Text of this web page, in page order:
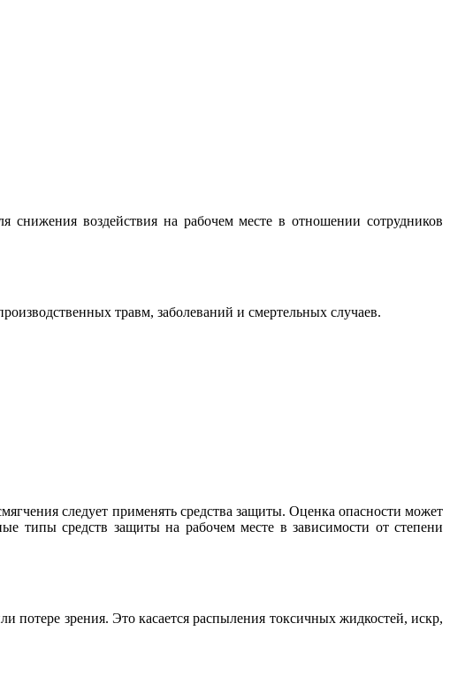
воздействия на рабочем месте в отношении сотрудников
травм, заболеваний и смертельных случаев.
следует применять средства защиты. Оценка опасности может
типы средств защиты на рабочем месте в зависимости от степени
зрения. Это касается распыления токсичных жидкостей, искр,